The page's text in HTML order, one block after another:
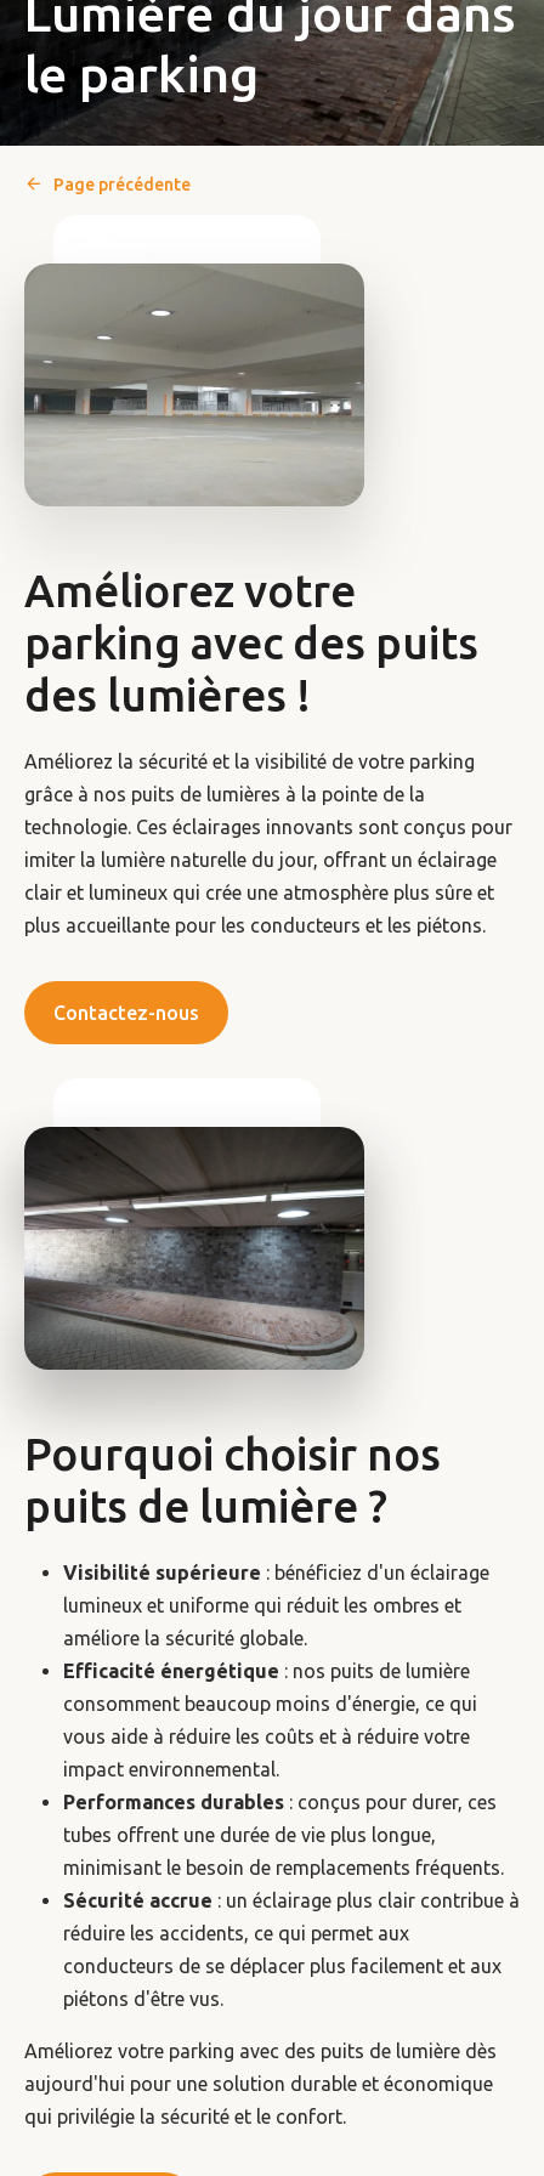
Lumière du jour dans
le parking
Page précédente
Améliorez votre
parking avec des puits
des lumières !
Améliorez la sécurité et la visibilité de votre parking
grâce à nos puits de lumières à la pointe de la
technologie. Ces éclairages innovants sont conçus pour
imiter la lumière naturelle du jour, offrant un éclairage
clair et lumineux qui crée une atmosphère plus sûre et
plus accueillante pour les conducteurs et les piétons.
Contactez-nous
Pourquoi choisir nos
puits de lumière ?
Visibilité supérieure : bénéficiez d'un éclairage
lumineux et uniforme qui réduit les ombres et
améliore la sécurité globale.
Efficacité énergétique : nos puits de lumière
consomment beaucoup moins d'énergie, ce qui
vous aide à réduire les coûts et à réduire votre
impact environnemental.
Performances durables : conçus pour durer, ces
tubes offrent une durée de vie plus longue,
minimisant le besoin de remplacements fréquents.
Sécurité accrue : un éclairage plus clair contribue à
réduire les accidents, ce qui permet aux
conducteurs de se déplacer plus facilement et aux
piétons d'être vus.
Améliorez votre parking avec des puits de lumière dès
aujourd'hui pour une solution durable et économique
qui privilégie la sécurité et le confort.